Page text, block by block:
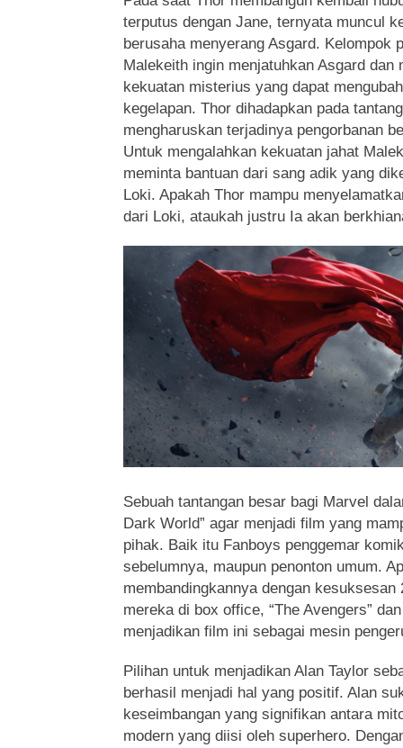
terputus dengan Jane, ternyata muncul
berusaha menyerang Asgard. Kelompok
Malekeith ingin menjatuhkan Asgard dan
kekuatan misterius yang dapat
kegelapan. Thor dihadapkan pada
mengharuskan terjadinya pengorbanan
Untuk mengalahkan kekuatan jahat
meminta bantuan dari sang adik yang
Loki. Apakah Thor mampu
dari Loki, ataukah justru Ia akan
Sebuah tantangan besar bagi Marvel
Dark World” agar menjadi film yang
pihak. Baik itu Fanboys penggemar
sebelumnya, maupun penonton umum.
membandingkannya dengan
mereka di box office, “The Avengers”
menjadikan film ini sebagai mesin
Pilihan untuk menjadikan Alan Taylor
berhasil menjadi hal yang positif. Alan
keseimbangan yang signifikan antara
modern yang diisi oleh superhero.